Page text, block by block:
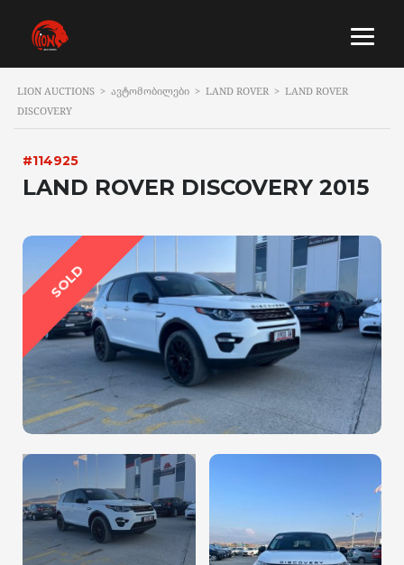
LION AUCTIONS > ᲐᲕᲢᲝᲛᲝᲑᲘᲚᲔᲑᲘ > LAND ROVER > LAND ROVER
DISCOVERY
#114925
LAND ROVER DISCOVERY 2015
SOLD